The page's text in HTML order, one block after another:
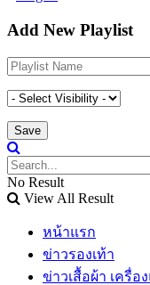
Add New Playlist
No Result
View All Result
หน้าแรก
ข่าวรองเท้า
ข่าวเสื้อผ้า เครื่